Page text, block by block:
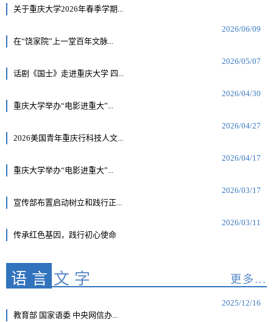
关于重庆大学2026年春季学期...
2026/06/09
在“饶家院”上一堂百年文脉...
2026/05/07
话剧《国士》走进重庆大学 四...
2026/04/30
重庆大学举办“电影进重大”...
2026/04/27
2026美国青年重庆行科技人文...
2026/04/17
重庆大学举办“电影进重大”...
2026/03/17
宣传部布置启动树立和践行正...
2026/03/11
传承红色基因，践行初心使命
语言 文字 更多...
2025/12/16
教育部 国家语委 中央网信办...